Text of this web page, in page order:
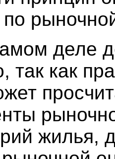
деле
так как
жилья,